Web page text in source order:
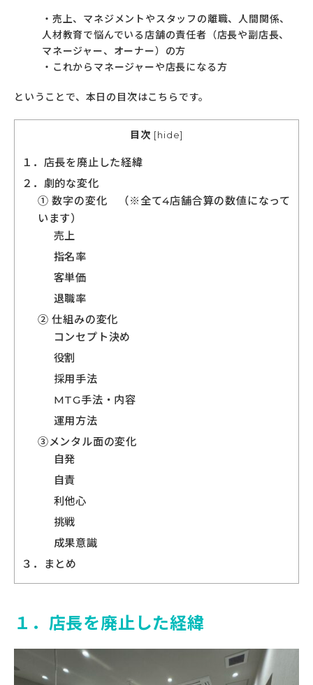
・売上、マネジメントやスタッフの離職、人間関係、
人材教育で悩んでいる店舗の責任者（店長や副店長、
マネージャー、オーナー）の方
・これからマネージャーや店長になる方
ということで、本日の目次はこちらです。
目次 [ hide]
１．店長を廃止した経緯
２．劇的な変化
① 数字の変化 （※全て4店舗合算の数値になって
います）
売上
指名率
客単価
退職率
② 仕組みの変化
コンセプト決め
役割
採用手法
MTG手法・内容
運用方法
③メンタル面の変化
自発
自責
利他心
挑戦
成果意識
３．まとめ
１．店長を廃止した経緯